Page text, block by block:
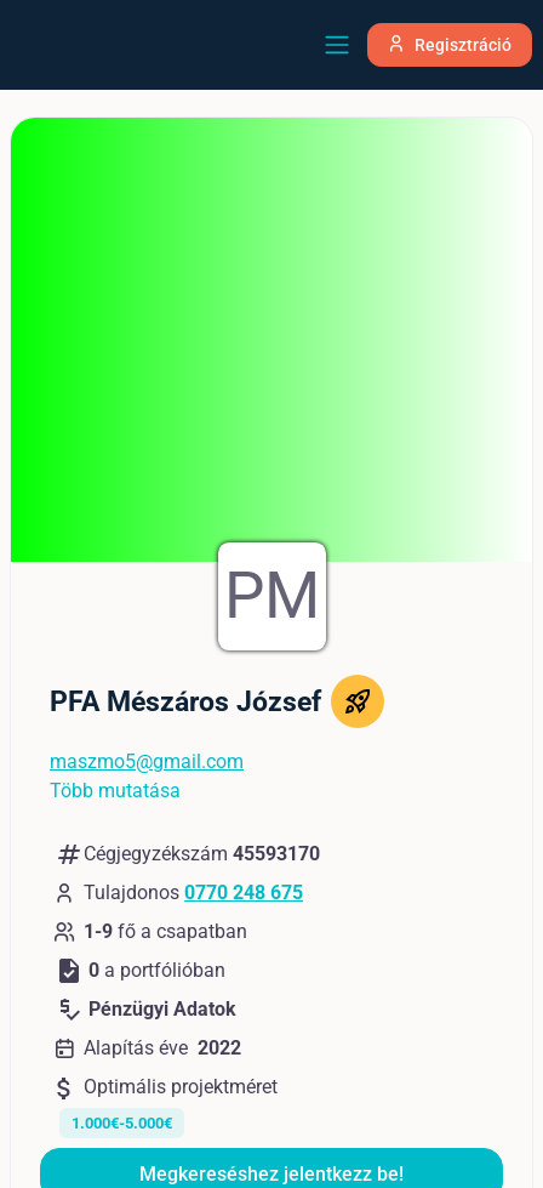
Regisztráció
PM
PFA Mészáros József
maszmo5@gmail.com
Több mutatása
numbers Cégjegyzékszám 45593170
Tulajdonos 0770 248 675
1-9 fő a csapatban
task 0 a portfólióban
price_check Pénzügyi Adatok
Alapítás éve 2022
attach_money Optimális projektméret
1.000€-5.000€
Megkereséshez jelentkezz be!